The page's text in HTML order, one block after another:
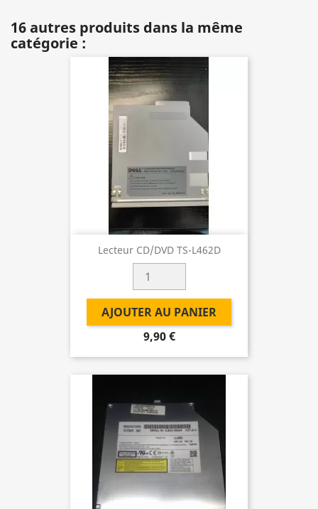
16 autres produits dans la même
catégorie :
Lecteur CD/DVD TS-L462D
AJOUTER AU PANIER
9,90 €